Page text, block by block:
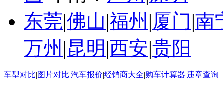
东莞|佛山|福州 |厦门|南
万州 |昆明 |西安|贵阳
车型对比|图片对比|汽车报价|经销商大全|购车计算器|违章查询